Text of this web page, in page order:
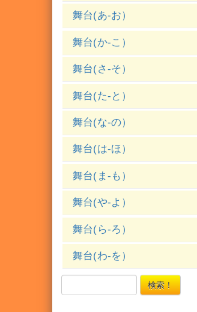
舞台(あ-お）
舞台(か-こ）
舞台(さ-そ）
舞台(た-と）
舞台(な-の）
舞台(は-ほ）
舞台(ま-も）
舞台(や-よ）
舞台(ら-ろ）
舞台(わ-を）
検索！